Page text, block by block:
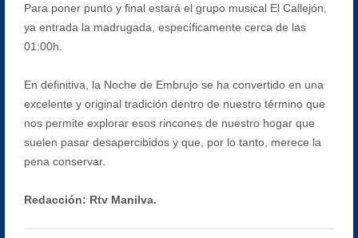
Para poner punto y final estará el grupo musical El Callejón,
ya entrada la madrugada, específicamente cerca de las
01:00h.
En definitiva, la Noche de Embrujo se ha convertido en una
excelente y original tradición dentro de nuestro término que
nos permite explorar esos rincones de nuestro hogar que
suelen pasar desapercibidos y que, por lo tanto, merece la
pena conservar.
Redacción: Rtv Manilva.